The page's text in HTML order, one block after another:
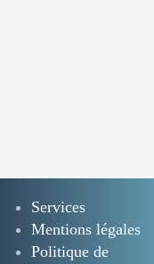
Services
Mentions légales
Politique de